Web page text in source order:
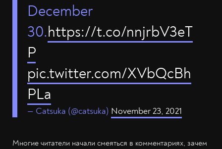
December
30.https://t.co/nnjrbV3eT
P
pic.twitter.com/XVbQcBh
PLa
— Catsuka (@catsuka) November 23, 2021
Многие читатели начали смеяться в комментариях, зачем